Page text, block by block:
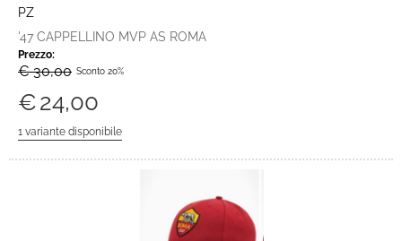
PZ
'47 CAPPELLINO MVP AS ROMA
Prezzo:
€ 30,00 Sconto 20%
€24,00